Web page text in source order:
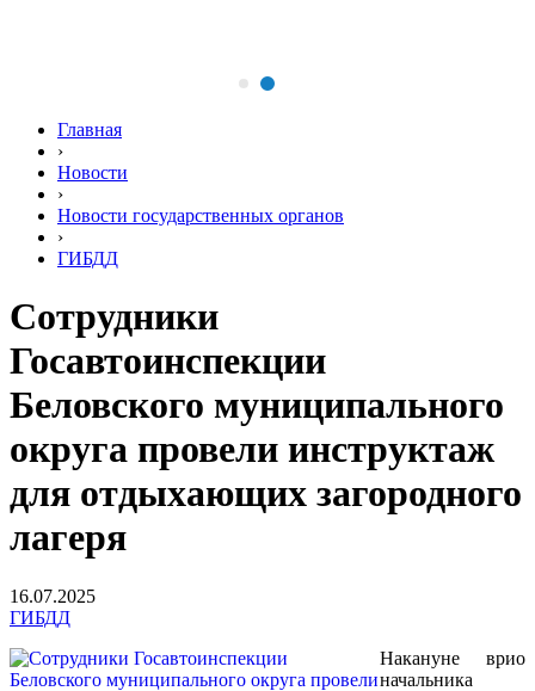
Главная
›
Новости
›
Новости государственных органов
›
ГИБДД
Сотрудники
Госавтоинспекции
Беловского муниципального
округа провели инструктаж
для отдыхающих загородного
лагеря
16.07.2025
ГИБДД
Накануне врио
начальника